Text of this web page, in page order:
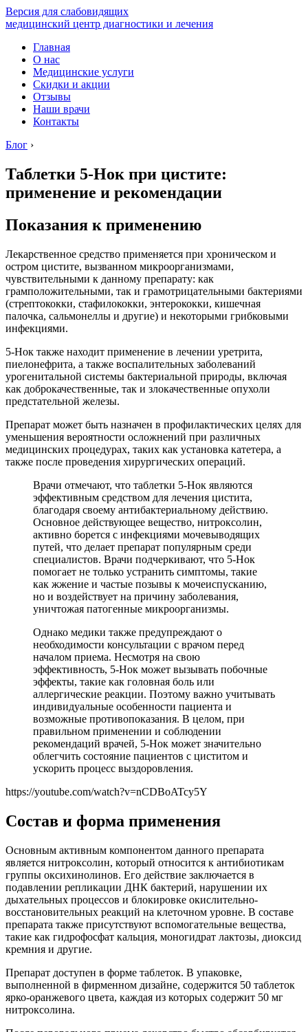
Версия для слабовидящих
медицинский центр диагностики и лечения
Главная
О нас
Медицинские услуги
Скидки и акции
Отзывы
Наши врачи
Контакты
Блог ›
Таблетки 5-Нок при цистите:
применение и рекомендации
Показания к применению
Лекарственное средство применяется при хроническом и
остром цистите, вызванном микроорганизмами,
чувствительными к данному препарату: как
грамположительными, так и грамотрицательными бактериями
(стрептококки, стафилококки, энтерококки, кишечная
палочка, сальмонеллы и другие) и некоторыми грибковыми
инфекциями.
5-Нок также находит применение в лечении уретрита,
пиелонефрита, а также воспалительных заболеваний
урогенитальной системы бактериальной природы, включая
как доброкачественные, так и злокачественные опухоли
предстательной железы.
Препарат может быть назначен в профилактических целях для
уменьшения вероятности осложнений при различных
медицинских процедурах, таких как установка катетера, а
также после проведения хирургических операций.
Врачи отмечают, что таблетки 5-Нок являются
эффективным средством для лечения цистита,
благодаря своему антибактериальному действию.
Основное действующее вещество, нитроксолин,
активно борется с инфекциями мочевыводящих
путей, что делает препарат популярным среди
специалистов. Врачи подчеркивают, что 5-Нок
помогает не только устранить симптомы, такие
как жжение и частые позывы к мочеиспусканию,
но и воздействует на причину заболевания,
уничтожая патогенные микроорганизмы.
Однако медики также предупреждают о
необходимости консультации с врачом перед
началом приема. Несмотря на свою
эффективность, 5-Нок может вызывать побочные
эффекты, такие как головная боль или
аллергические реакции. Поэтому важно учитывать
индивидуальные особенности пациента и
возможные противопоказания. В целом, при
правильном применении и соблюдении
рекомендаций врачей, 5-Нок может значительно
облегчить состояние пациентов с циститом и
ускорить процесс выздоровления.
https://youtube.com/watch?v=nCDBoATcy5Y
Состав и форма применения
Основным активным компонентом данного препарата
является нитроксолин, который относится к антибиотикам
группы оксихинолинов. Его действие заключается в
подавлении репликации ДНК бактерий, нарушении их
дыхательных процессов и блокировке окислительно-
восстановительных реакций на клеточном уровне. В составе
препарата также присутствуют вспомогательные вещества,
такие как гидрофосфат кальция, моногидрат лактозы, диоксид
кремния и другие.
Препарат доступен в форме таблеток. В упаковке,
выполненной в фирменном дизайне, содержится 50 таблеток
ярко-оранжевого цвета, каждая из которых содержит 50 мг
нитроксолина.